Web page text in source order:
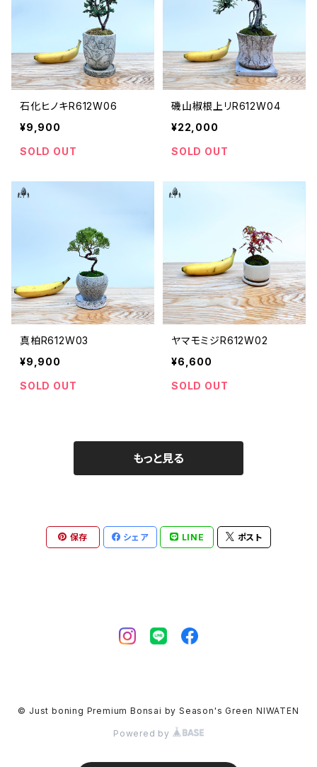
石化ヒノキR612W06
¥9,900
SOLD OUT
磯山椒根上リR612W04
¥22,000
SOLD OUT
真柏R612W03
¥9,900
SOLD OUT
ヤマモミジR612W02
¥6,600
SOLD OUT
もっと見る
保存 シェア LINE ポスト
© Just boning Premium Bonsai by Season's Green NIWATEN
Powered by